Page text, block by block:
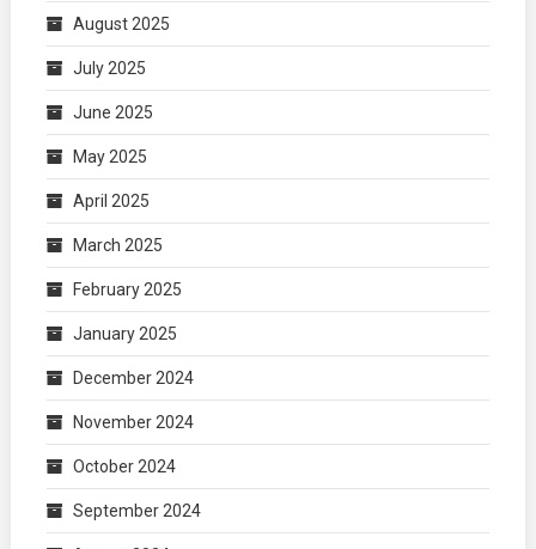
August 2025
July 2025
June 2025
May 2025
April 2025
March 2025
February 2025
January 2025
December 2024
November 2024
October 2024
September 2024